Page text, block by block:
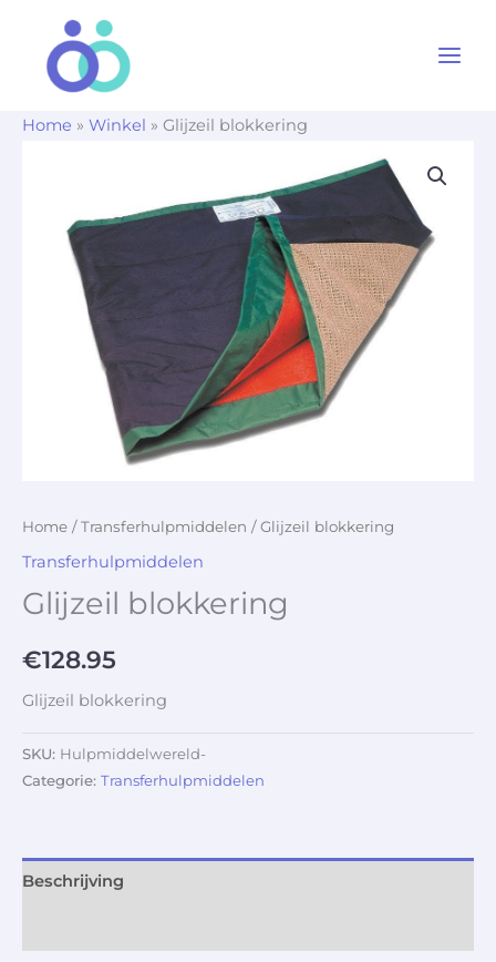
Home » Winkel » Glijzeil blokkering
Home /Transferhulpmiddelen / Glijzeil blokkering
Transferhulpmiddelen
Glijzeil blokkering
€128.95
Glijzeil blokkering
SKU: Hulpmiddelwereld-
Categorie: Transferhulpmiddelen
Beschrijving